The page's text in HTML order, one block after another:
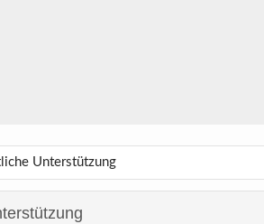
Unterstützung